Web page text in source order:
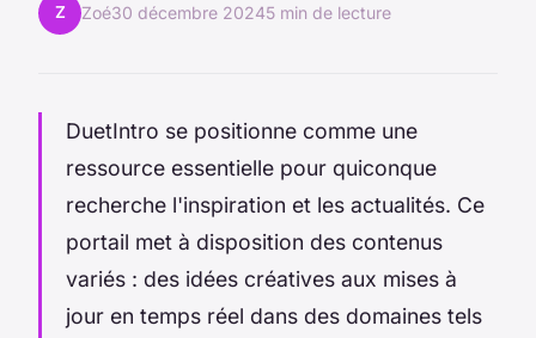
Z Zoé30 décembre 20245 min de lecture
DuetIntro se positionne comme une
ressource essentielle pour quiconque
recherche l'inspiration et les actualités. Ce
portail met à disposition des contenus
variés : des idées créatives aux mises à
jour en temps réel dans des domaines tels